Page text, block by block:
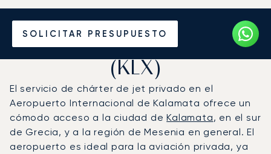
SOLICITAR PRESUPUESTO
Vuele en Jet Privado al
Aeropuerto de Kalamata
(KLX)
El servicio de chárter de jet privado en el
Aeropuerto Internacional de Kalamata ofrece un
cómodo acceso a la ciudad deKalamata, en el sur
de Grecia, y a la región de Mesenia en general. El
aeropuerto es ideal para la aviación privada, ya